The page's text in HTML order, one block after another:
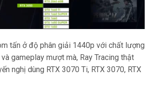
tấn ở độ phân giải 1440p với chất lượng
gameplay mượt mà, Ray Tracing thật
nghị dùng RTX 3070 Ti, RTX 3070, RTX